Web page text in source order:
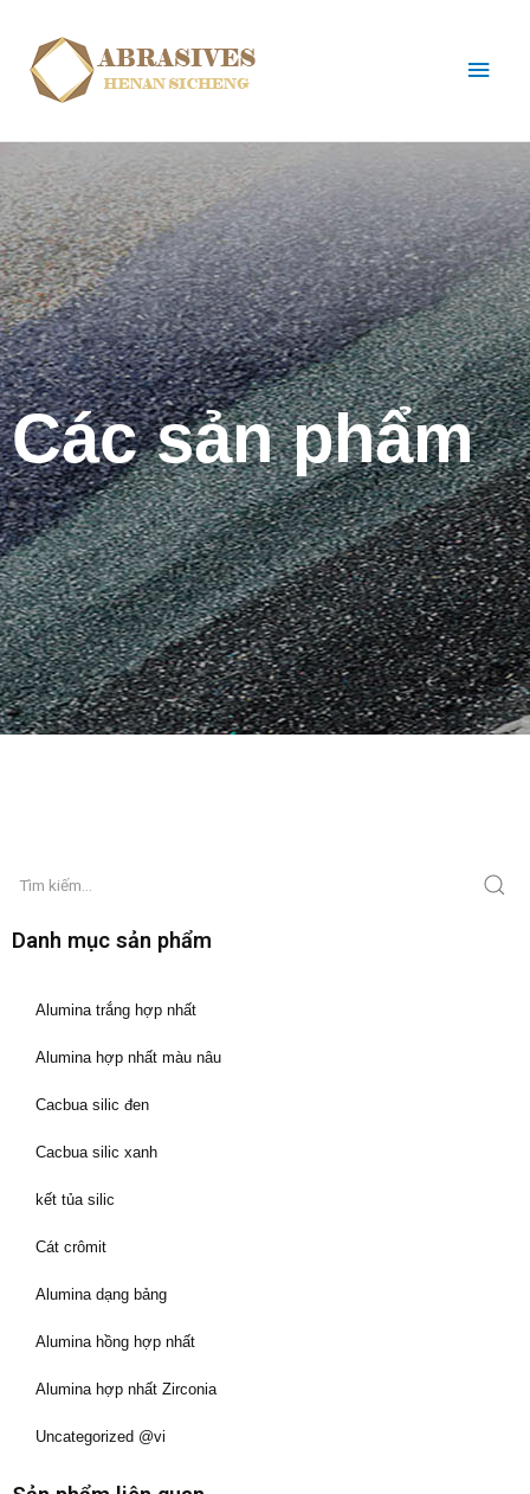
Các sản phẩm
Danh mục sản phẩm
Alumina trắng hợp nhất
Alumina hợp nhất màu nâu
Cacbua silic đen
Cacbua silic xanh
kết tủa silic
Cát crômit
Alumina dạng bảng
Alumina hồng hợp nhất
Alumina hợp nhất Zirconia
Uncategorized @vi